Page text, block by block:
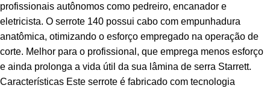
profissionais autônomos como pedreiro, encanador e
eletricista. O serrote 140 possui cabo com empunhadura
anatômica, otimizando o esforço empregado na operação de
corte. Melhor para o profissional, que emprega menos esforço
e ainda prolonga a vida útil da sua lâmina de serra Starrett.
Características Este serrote é fabricado com tecnologia